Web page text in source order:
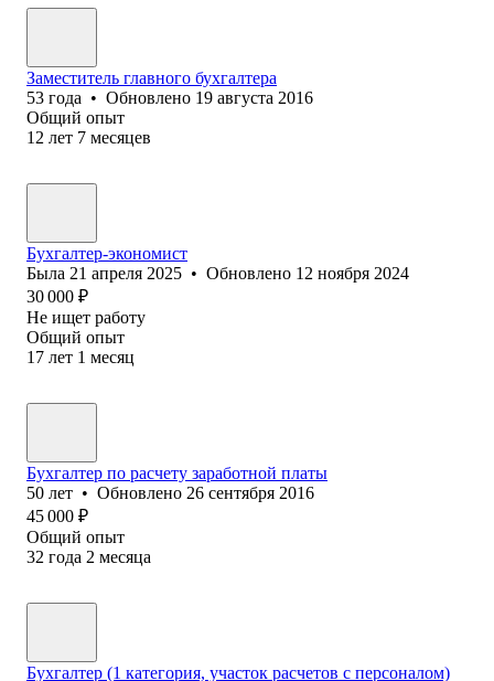
Заместитель главного бухгалтера
53 года • Обновлено 19 августа 2016
Общий опыт
12 лет 7 месяцев
Бухгалтер-экономист
Была 21 апреля 2025 • Обновлено 12 ноября 2024
30 000 ₽
Не ищет работу
Общий опыт
17 лет 1 месяц
Бухгалтер по расчету заработной платы
50 лет • Обновлено 26 сентября 2016
45 000 ₽
Общий опыт
32 года 2 месяца
Бухгалтер (1 категория, участок расчетов с персоналом)